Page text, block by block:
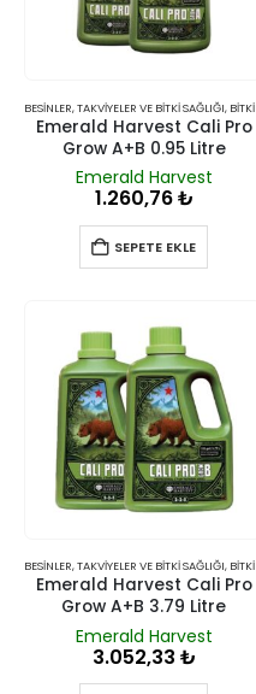
BESINLER, TAKVIYELER VE BITKI SAĞLIĞI, BITKI BESINLERI VE TAKVIYELERI
Emerald Harvest Cali Pro
Grow A+B 0.95 Litre
Emerald Harvest
1.260,76₺
SEPETE EKLE
BESINLER, TAKVIYELER VE BITKI SAĞLIĞI, BITKI BESINLERI VE TAKVIYELERI
Emerald Harvest Cali Pro
Grow A+B 3.79 Litre
Emerald Harvest
3.052,33 ₺